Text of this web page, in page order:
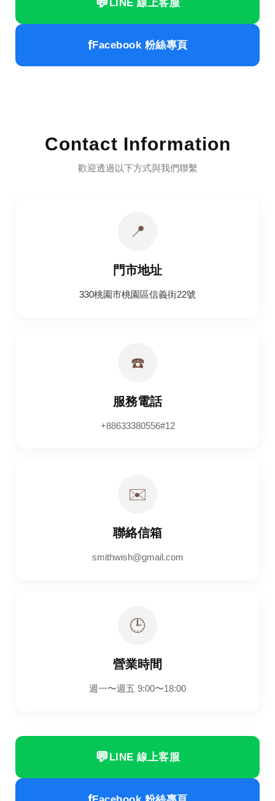
LINE 線上客服
fFacebook 粉絲專頁
Contact Information
歡迎透過以下方式與我們聯繫
📍
門市地址
330桃園市桃園區信義街22號
☎️
服務電話
+88633380556#12
✉️
聯絡信箱
smithwish@gmail.com
🕒
營業時間
週一〜週五 9:00〜18:00
💬LINE 線上客服